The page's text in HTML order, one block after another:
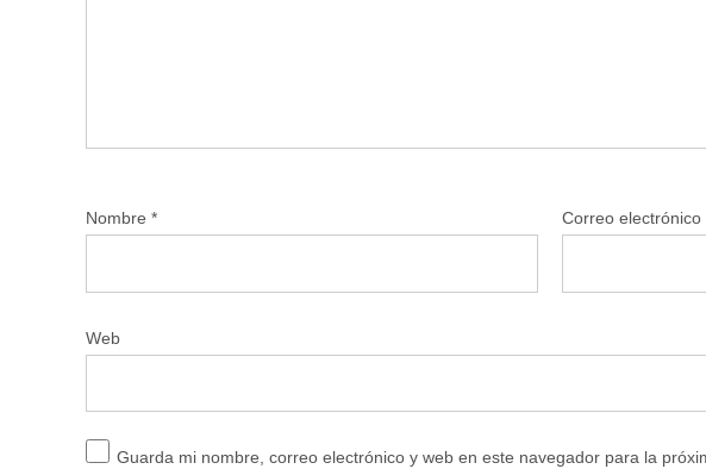
Nombre * Correo electrónico
Web
Guarda mi nombre, correo electrónico y web en este navegador para la